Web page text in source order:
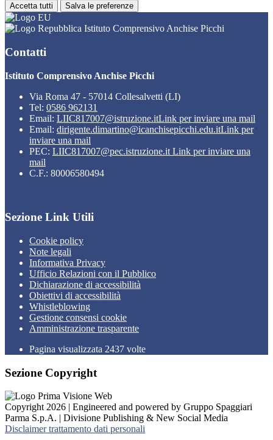
Accetta tutti Salva le preferenze
Istituto Comprensivo Anchise Picchi
Contatti
Istituto Comprensivo Anchise Picchi
Via Roma 47 - 57014 Collesalvetti (LI)
Tel: 0586 962131
Email: LIIC817007@istruzione.itLink per inviare una mail
Email: dirigente.dimartino@icanchisepicchi.edu.itLink per
inviare una mail
PEC: LIIC817007@pec.istruzione.it Link per inviare una
mail
C.F.: 80006580494
Sezione Link Utili
Cookie policy
Note legali
Informativa Privacy
Ufficio Relazioni con il Pubblico
Dichiarazione di accessibilità
Obiettivi di accessibilità
Whistleblowing
Gestione consensi cookie
Amministrazione trasparente
Pagina visualizzata 2437 volte
Sezione Copyright
Copyright 2026 | Engineered and powered by Gruppo Spaggiari
Parma S.p.A. | Divisione Publishing & New Social Media
Disclaimer trattamento dati personali